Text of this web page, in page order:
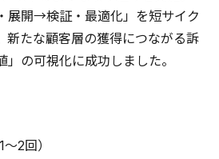
展開→検証・最適化」を短サイク
新たな顧客層の獲得につながる訴
の可視化に成功しました。
2回）